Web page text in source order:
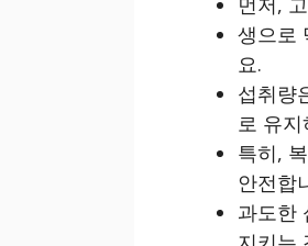
생으로
요.
섭취량
로 유
특히,
안전합
과도한